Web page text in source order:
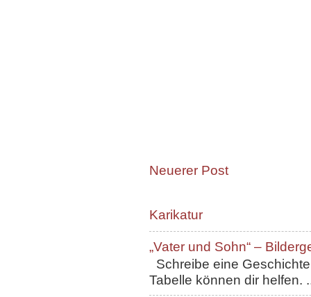
Neuerer Post
Karikatur
„Vater und Sohn“ –
Schreibe eine
Tabelle können dir helfen.